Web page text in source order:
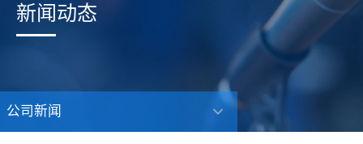
新闻动态
公司新闻